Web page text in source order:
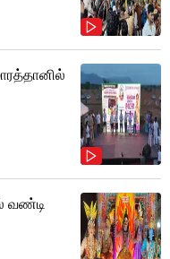
வண்டி